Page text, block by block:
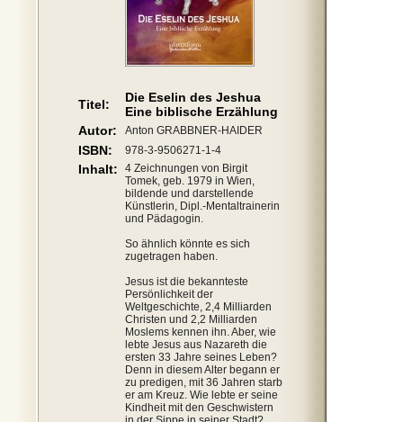
Titel:
Die Eselin des Jeshua
Eine biblische Erzählung
Autor:
Anton GRABBNER-HAIDER
ISBN: 978-3-9506271-1-4
Inhalt:
4 Zeichnungen von Birgit
Tomek, geb. 1979 in Wien,
bildende und darstellende
Künstlerin, Dipl.-Mentaltrainerin
und Pädagogin.
So ähnlich könnte es sich
zugetragen haben.
Jesus ist die bekannteste
Persönlichkeit der
Weltgeschichte, 2,4 Milliarden
Christen und 2,2 Milliarden
Moslems kennen ihn. Aber, wie
lebte Jesus aus Nazareth die
ersten 33 Jahre seines Leben?
Denn in diesem Alter begann er
zu predigen, mit 36 Jahren starb
er am Kreuz. Wie lebte er seine
Kindheit mit den Geschwistern